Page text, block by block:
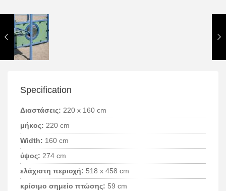
Specification
Διαστάσεις: 220 x 160 cm
μήκος: 220 cm
Width: 160 cm
ύψος: 274 cm
ελάχιστη περιοχή: 518 x 458 cm
κρίσιμο σημείο πτώσης: 59 cm